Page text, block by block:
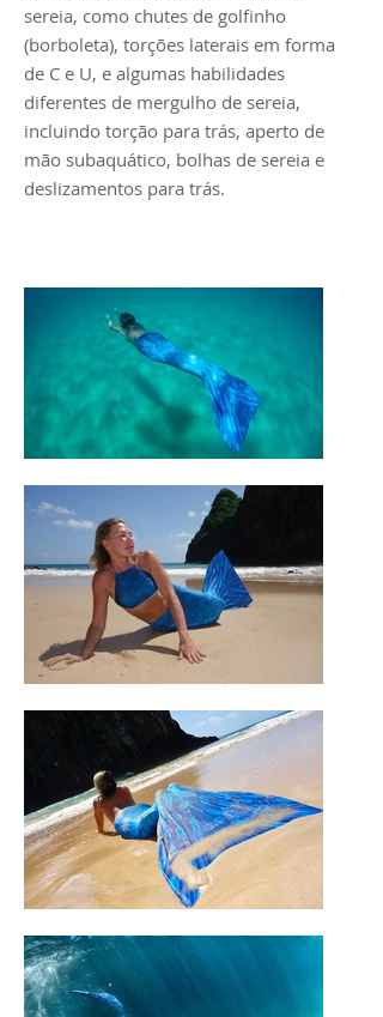
sereia, como chutes de golfinho
(borboleta), torções laterais em forma
de C e U, e algumas habilidades
diferentes de mergulho de sereia,
incluindo torção para trás, aperto de
mão subaquático, bolhas de sereia e
deslizamentos para trás.